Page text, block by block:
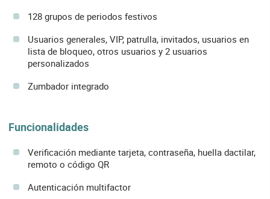
128 grupos de periodos festivos
Usuarios generales, VIP, patrulla, invitados, usuarios en
lista de bloqueo, otros usuarios y 2 usuarios
personalizados
Zumbador integrado
Funcionalidades
Verificación mediante tarjeta, contraseña, huella dactilar,
remoto o código QR
Autenticación multifactor